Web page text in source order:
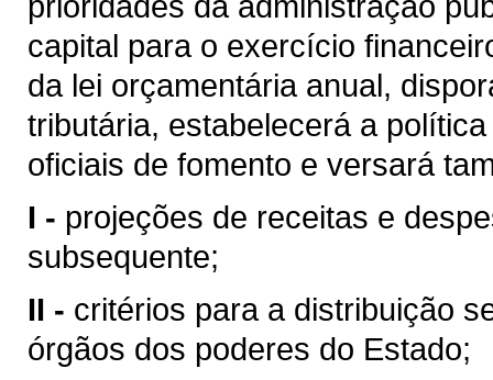
capital para o exercício
da lei orçamentária anual,
tributária, estabelecerá a
oficiais de fomento e versará
I - projeções de receitas e
subsequente;
II - critérios para a distribuição
órgãos dos poderes do Estado;